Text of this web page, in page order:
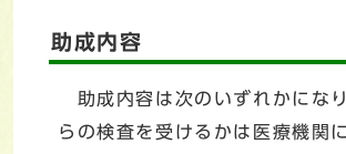
助成内容
助成内容は次のいずれかにな
らの検査を受けるかは医療機関